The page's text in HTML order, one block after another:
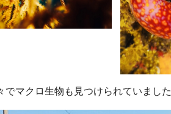
でマクロ生物も見つけられていまし